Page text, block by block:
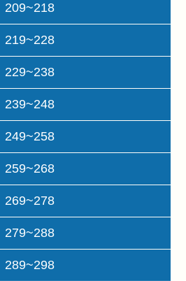
209~218
219~228
229~238
239~248
249~258
259~268
269~278
279~288
289~298